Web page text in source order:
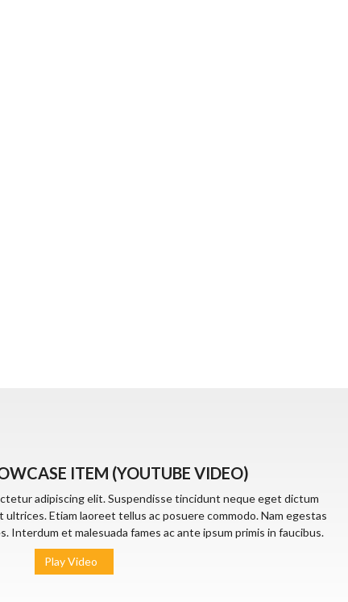
ITEM (YOUTUBE VIDEO)
adipiscing elit. Suspendisse tincidunt neque eget dictum
Etiam laoreet tellus ac posuere commodo. Nam egestas
Interdum et malesuada fames ac ante ipsum primis in faucibus.
Play Video